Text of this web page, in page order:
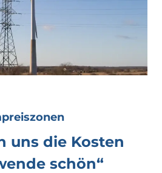
uns die Kosten
schön“